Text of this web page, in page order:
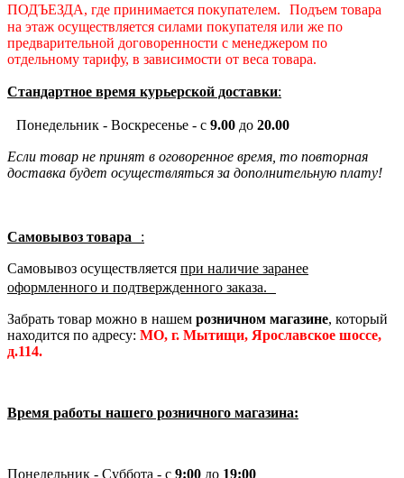
ПОДЪЕЗДА, где принимается покупателем. Подъем товара
на этаж осуществляется силами покупателя или же по
предварительной договоренности с менеджером по
отдельному тарифу, в зависимости от веса товара.
Стандартное время курьерской доставки:
Понедельник - Воскресенье - с 9.00 до 20.00
Если товар не принят в оговоренное время, то повторная
доставка будет осуществляться за дополнительную плату!
Самовывоз товара :
Самовывоз осуществляется при наличие заранее
оформленного и подтвержденного заказа.
Забрать товар можно в нашем розничном магазине, который
находится по адресу: МО, г. Мытищи, Ярославское шоссе,
д.114.
Время работы нашего розничного магазина:
Понедельник - Суббота - с 9:00 до 19:00